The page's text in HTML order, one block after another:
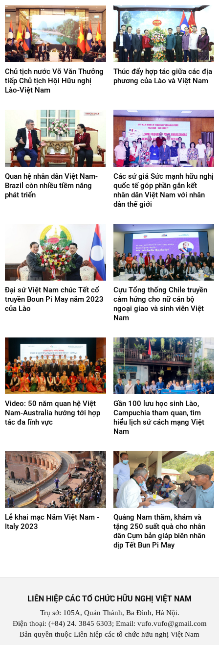
Chủ tịch nước Võ Văn Thưởng
tiếp Chủ tịch Hội Hữu nghị
Lào-Việt Nam
Thúc đẩy hợp tác giữa các địa
phương của Lào và Việt Nam
Quan hệ nhân dân Việt Nam-
Brazil còn nhiều tiềm năng
phát triển
Các sứ giả Sức mạnh hữu nghị
quốc tế góp phần gắn kết
nhân dân Việt Nam với nhân
dân thế giới
Đại sứ Việt Nam chúc Tết cổ
truyền Boun Pi May năm 2023
của Lào
Cựu Tổng thống Chile truyền
cảm hứng cho nữ cán bộ
ngoại giao và sinh viên Việt
Nam
Video: 50 năm quan hệ Việt
Nam-Australia hướng tới hợp
tác đa lĩnh vực
Gần 100 lưu học sinh Lào,
Campuchia tham quan, tìm
hiểu lịch sử cách mạng Việt
Nam
Lễ khai mạc Năm Việt Nam -
Italy 2023
Quảng Nam thăm, khám và
tặng 250 suất quà cho nhân
dân Cụm bản giáp biên nhân
dịp Tết Bun Pi May
LIÊN HIỆP CÁC TỔ CHỨC HỮU NGHỊ VIỆT NAM
Trụ sở: 105A, Quán Thánh, Ba Đình, Hà Nội.
Điện thoại: (+84) 24. 3845 6303; Email: vufo.vufo@gmail.com
Bản quyền thuộc Liên hiệp các tổ chức hữu nghị Việt Nam